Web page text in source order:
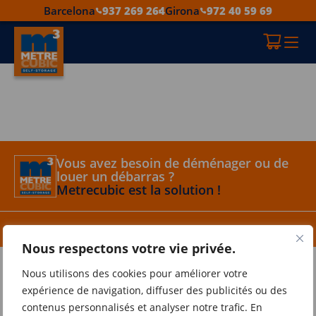
Nous respectons votre vie privée.
Nous utilisons des cookies pour améliorer votre
expérience de navigation, diffuser des publicités ou des
contenus personnalisés et analyser notre trafic. En
Barcelona 937 269 264Girona 972 40 59 69
Vous avez besoin de déménager ou de
louer un débarras ?
Metrecubic est la solution !
Barcelona937 269 264Girona972 40 59 69
Metrecubic
Conseils
Contact